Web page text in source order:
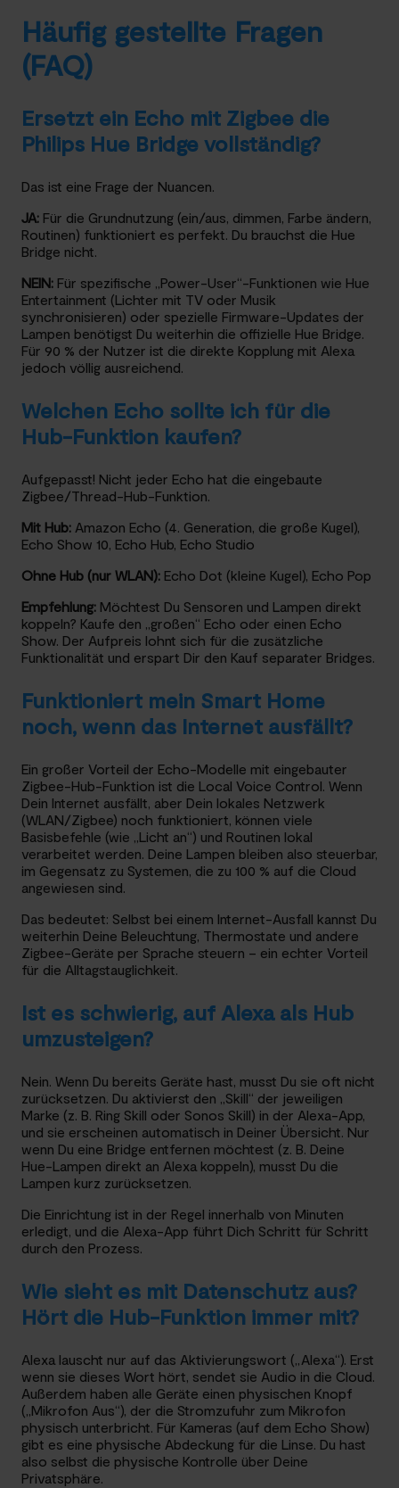
Häufig gestellte Fragen
(FAQ)
Ersetzt ein Echo mit Zigbee die
Philips Hue Bridge vollständig?
Das ist eine Frage der Nuancen.
JA: Für die Grundnutzung (ein/aus, dimmen, Farbe ändern,
Routinen) funktioniert es perfekt. Du brauchst die Hue
Bridge nicht.
NEIN: Für spezifische „Power-User“-Funktionen wie Hue
Entertainment (Lichter mit TV oder Musik
synchronisieren) oder spezielle Firmware-Updates der
Lampen benötigst Du weiterhin die offizielle Hue Bridge.
Für 90 % der Nutzer ist die direkte Kopplung mit Alexa
jedoch völlig ausreichend.
Welchen Echo sollte ich für die
Hub-Funktion kaufen?
Aufgepasst! Nicht jeder Echo hat die eingebaute
Zigbee/Thread-Hub-Funktion.
Mit Hub: Amazon Echo (4. Generation, die große Kugel),
Echo Show 10, Echo Hub, Echo Studio
Ohne Hub (nur WLAN): Echo Dot (kleine Kugel), Echo Pop
Empfehlung: Möchtest Du Sensoren und Lampen direkt
koppeln? Kaufe den „großen“ Echo oder einen Echo
Show. Der Aufpreis lohnt sich für die zusätzliche
Funktionalität und erspart Dir den Kauf separater Bridges.
Funktioniert mein Smart Home
noch, wenn das Internet ausfällt?
Ein großer Vorteil der Echo-Modelle mit eingebauter
Zigbee-Hub-Funktion ist die Local Voice Control. Wenn
Dein Internet ausfällt, aber Dein lokales Netzwerk
(WLAN/Zigbee) noch funktioniert, können viele
Basisbefehle (wie „Licht an“) und Routinen lokal
verarbeitet werden. Deine Lampen bleiben also steuerbar,
im Gegensatz zu Systemen, die zu 100 % auf die Cloud
angewiesen sind.
Das bedeutet: Selbst bei einem Internet-Ausfall kannst Du
weiterhin Deine Beleuchtung, Thermostate und andere
Zigbee-Geräte per Sprache steuern – ein echter Vorteil
für die Alltagstauglichkeit.
Ist es schwierig, auf Alexa als Hub
umzusteigen?
Nein. Wenn Du bereits Geräte hast, musst Du sie oft nicht
zurücksetzen. Du aktivierst den „Skill“ der jeweiligen
Marke (z. B. Ring Skill oder Sonos Skill) in der Alexa-App,
und sie erscheinen automatisch in Deiner Übersicht. Nur
wenn Du eine Bridge entfernen möchtest (z. B. Deine
Hue-Lampen direkt an Alexa koppeln), musst Du die
Lampen kurz zurücksetzen.
Die Einrichtung ist in der Regel innerhalb von Minuten
erledigt, und die Alexa-App führt Dich Schritt für Schritt
durch den Prozess.
Wie sieht es mit Datenschutz aus?
Hört die Hub-Funktion immer mit?
Alexa lauscht nur auf das Aktivierungswort („Alexa“). Erst
wenn sie dieses Wort hört, sendet sie Audio in die Cloud.
Außerdem haben alle Geräte einen physischen Knopf
(„Mikrofon Aus“), der die Stromzufuhr zum Mikrofon
physisch unterbricht. Für Kameras (auf dem Echo Show)
gibt es eine physische Abdeckung für die Linse. Du hast
also selbst die physische Kontrolle über Deine
Privatsphäre.